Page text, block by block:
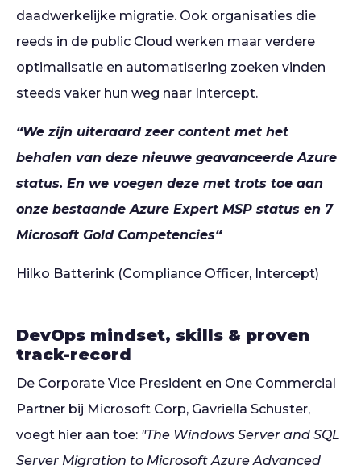
daadwerkelijke migratie. Ook organisaties die
reeds in de public Cloud werken maar verdere
optimalisatie en automatisering zoeken vinden
steeds vaker hun weg naar Intercept.
“We zijn uiteraard zeer content met het
behalen van deze nieuwe geavanceerde Azure
status. En we voegen deze met trots toe aan
onze bestaande Azure Expert MSP status en 7
Microsoft Gold Competencies“
Hilko Batterink (Compliance Officer, Intercept)
DevOps mindset, skills & proven
track-record
De Corporate Vice President en One Commercial
Partner bij Microsoft Corp, Gavriella Schuster,
voegt hier aan toe: "The Windows Server and SQL
Server Migration to Microsoft Azure Advanced